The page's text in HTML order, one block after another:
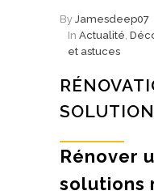
By Jamesdeep07
In Actualité,
et astuces
Rénover
solutions